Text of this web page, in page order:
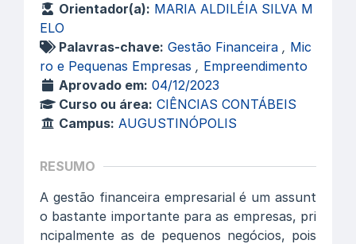
Orientador(a): MARIA ALDILÉIA SILVA M
ELO
Palavras-chave: Gestão Financeira , Mic
ro e Pequenas Empresas , Empreendimento
Aprovado em: 04/12/2023
Curso ou área: CIÊNCIAS CONTÁBEIS
Campus: AUGUSTINÓPOLIS
RESUMO
A gestão financeira empresarial é um assunt
o bastante importante para as empresas, pri
ncipalmente as de pequenos negócios, pois